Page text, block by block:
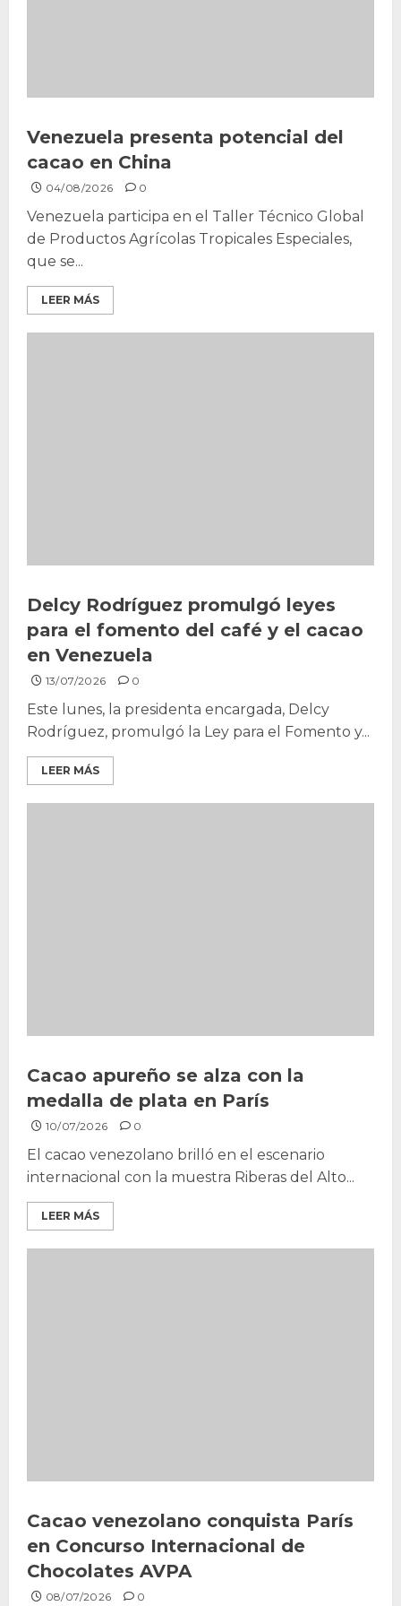
Venezuela presenta potencial del
cacao en China
04/08/2026 0
Venezuela participa en el Taller Técnico Global
de Productos Agrícolas Tropicales Especiales,
que se...
LEER MÁS
Delcy Rodríguez promulgó leyes
para el fomento del café y el cacao
en Venezuela
13/07/2026 0
Este lunes, la presidenta encargada, Delcy
Rodríguez, promulgó la Ley para el Fomento y...
LEER MÁS
Cacao apureño se alza con la
medalla de plata en París
10/07/2026 0
El cacao venezolano brilló en el escenario
internacional con la muestra Riberas del Alto...
LEER MÁS
Cacao venezolano conquista París
en Concurso Internacional de
Chocolates AVPA
08/07/2026 0